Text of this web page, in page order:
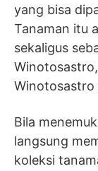
yang bisa
Tanaman itu
sekaligus
Winotosastro
Bila
langsung
koleksi